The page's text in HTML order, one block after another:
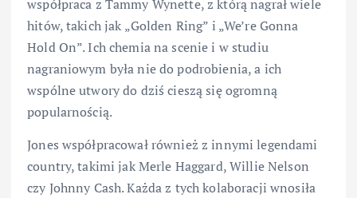
współpraca z Tammy Wynette, z którą nagrał wiele
hitów, takich jak „Golden Ring” i „We’re Gonna
Hold On”. Ich chemia na scenie i w studiu
nagraniowym była nie do podrobienia, a ich
wspólne utwory do dziś cieszą się ogromną
popularnością.
Jones współpracował również z innymi legendami
country, takimi jak Merle Haggard, Willie Nelson
czy Johnny Cash. Każda z tych kolaboracji wnosiła